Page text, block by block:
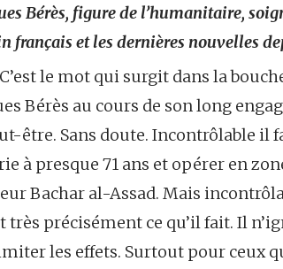
Bérès, figure de l’humanitaire,
français et les dernières nouvelles
le mot qui surgit dans la
Bérès au cours de son long
être. Sans doute. Incontrôlable il
à presque 71 ans et opérer en
Bachar al-Assad. Mais
très précisément ce qu’il fait. Il
les effets. Surtout pour ceux